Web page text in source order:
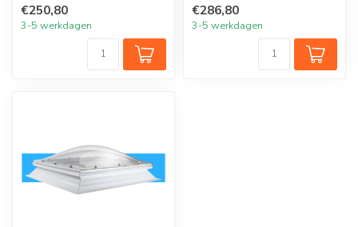
standaard PVC opstand...
€250,80
3-5 werkdagen
€286,80
3-5 werkdagen